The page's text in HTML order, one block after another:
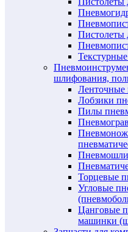
Пистолеты
шлифования,
Ленточные
Лобзики
Пилы
Торцевые
Угловые
Цанговые
машинки